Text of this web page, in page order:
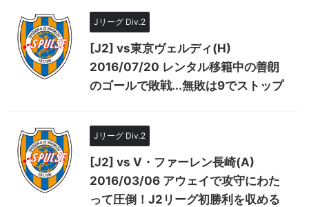
Jリーグ Div.2
[J2] vs東京ヴェルディ(H)
2016/07/20 レンタル移籍中の善朗
のゴールで敗戦...無敗は9でストップ
Jリーグ Div.2
[J2] vs V・ファーレン長崎(A)
2016/03/06 アウェイで攻守にわた
って圧倒！J2リーグ初勝利を収める